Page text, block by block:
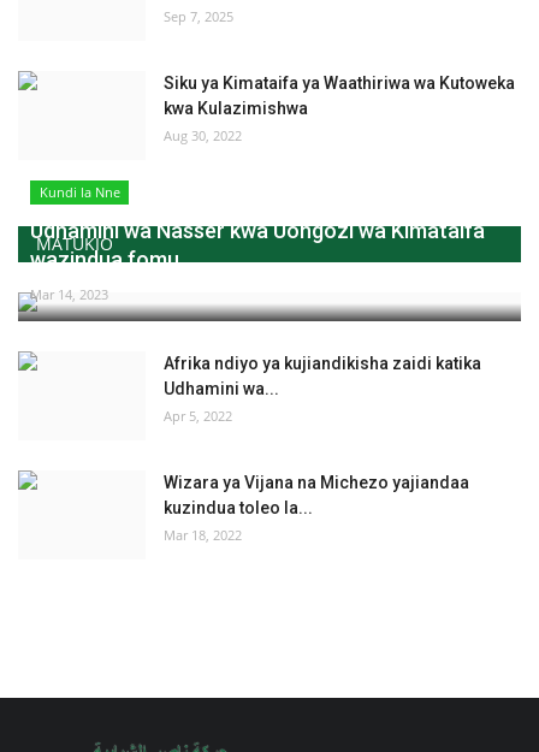
Sep 7, 2025
Siku ya Kimataifa ya Waathiriwa wa Kutoweka
kwa Kulazimishwa
Aug 30, 2022
MATUKIO
Kundi la Nne
Udhamini wa Nasser kwa Uongozi wa Kimataifa
wazindua fomu...
Mar 14, 2023
Afrika ndiyo ya kujiandikisha zaidi katika
Udhamini wa...
Apr 5, 2022
Wizara ya Vijana na Michezo yajiandaa
kuzindua toleo la...
Mar 18, 2022